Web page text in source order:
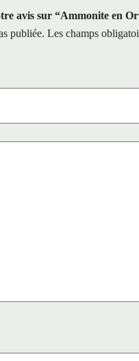
avis sur “Ammonite en
publiée. Les champs